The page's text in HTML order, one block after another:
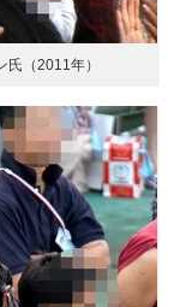
（2011年）